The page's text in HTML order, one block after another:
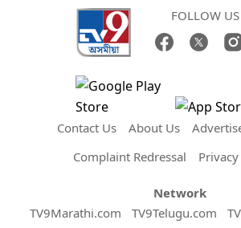
FOLLOW
Contact Us About Us
Complaint Redressal
Network
TV9Marathi.com
TV9Telugu.com